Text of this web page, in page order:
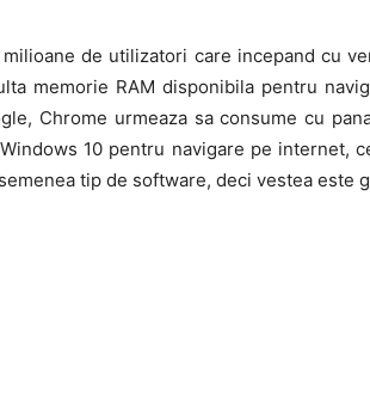
de utilizatori care incepand cu
memorie RAM disponibila pentru
Chrome urmeaza sa consume cu
10 pentru navigare pe internet,
tip de software, deci vestea este